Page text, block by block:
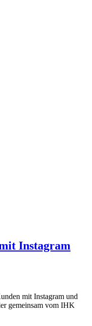
Instagram
mit Instagram und
gemeinsam vom IHK